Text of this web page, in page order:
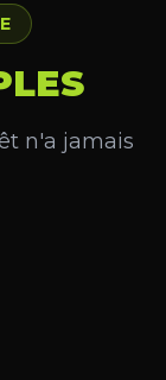
n'a jamais